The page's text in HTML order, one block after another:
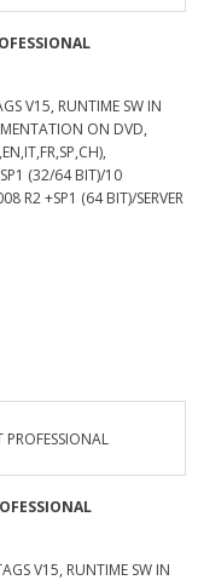
V15, RUNTIME SW IN
ON DVD,
(32/64 BIT)/10
R2 +SP1 (64 BIT)/SERVER
V15, RUNTIME SW IN